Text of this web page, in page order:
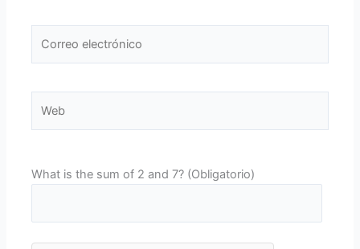
electrónico
What is the sum of 2 and 7? (Obligatorio)